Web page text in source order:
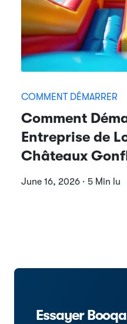
COMMENT DÉMARRER
Comment
Entreprise de
Châteaux
June 16, 2026 · 5 Min lu
Essayer